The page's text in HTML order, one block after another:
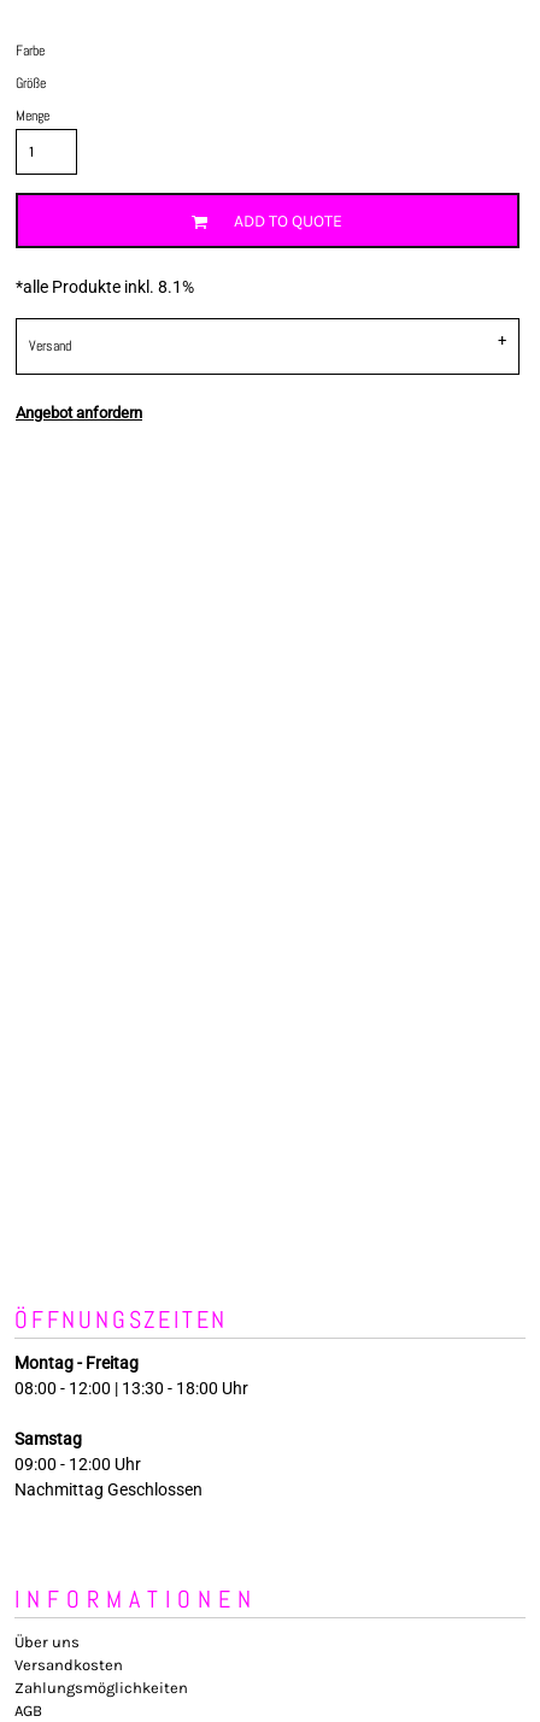
Farbe
Größe
Menge
ADD TO QUOTE
*alle Produkte inkl. 8.1%
Versand
Angebot anfordern
ÖFFNUNGSZEITEN
Montag - Freitag
08:00 - 12:00 | 13:30 - 18:00 Uhr
Samstag
09:00 - 12:00 Uhr
Nachmittag Geschlossen
INFORMATIONEN
Über uns
Versandkosten
Zahlungsmöglichkeiten
AGB